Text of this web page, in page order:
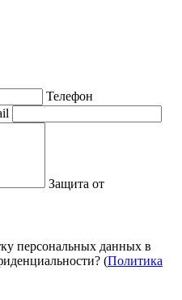
Телефон
Защита от
персональных данных в
(Политика